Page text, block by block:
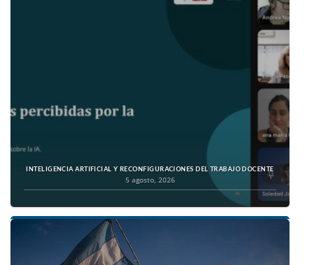
INTELIGENCIA ARTIFICIAL Y RECONFIGURACIONES DEL TRABAJO DOCENTE
5 agosto, 2026